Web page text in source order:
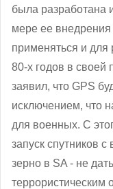
была разработана
мере ее
применяться и для
80-х годов в своей
заявил, что GPS
исключением, что
для военных. С
запуск спутников
зерно в SA - не
террористическим